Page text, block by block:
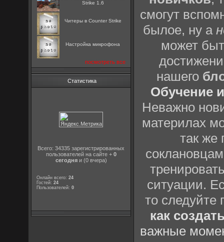
Strike 1.6
Читеры в Counter Strike
Настройка микрофона
посмотреть все
Статистика
Всего: 34335 зарегистрированных
пользователей на сайте + 0
сегодняи (0 вчера)
Онлайн всего:24
Гостей:24
Пользователей:0
смогут
былое, ну а
может
нашего
Обучение
Неважно
материлах
так же
ситуации.
то
как
важные